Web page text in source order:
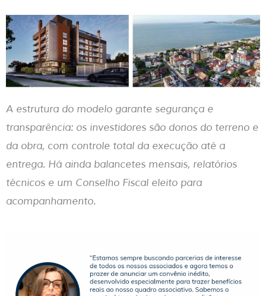
A estrutura do modelo garante segurança e
transparência: os investidores são donos do terreno e
da obra, com controle total da execução até a
entrega. Há ainda balancetes mensais, relatórios
técnicos e um Conselho Fiscal eleito para
acompanhamento.